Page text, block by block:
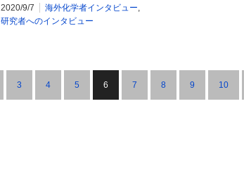
2020/9/7 海外化学者インタビュー,
研究者へのインタビュー
3 4 5 6 7 8 9 10